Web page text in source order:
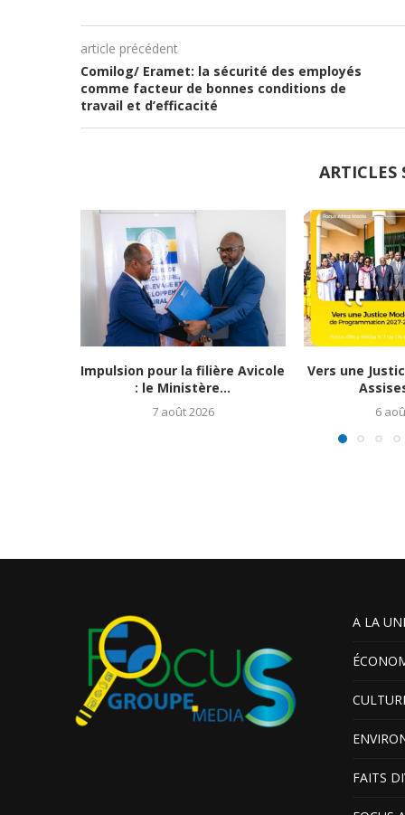
article précédent
Comilog/ Eramet: la sécurité des employés
comme facteur de bonnes conditions de
travail et d’efficacité
ARTICLES
Impulsion pour la filière Avicole
: le Ministère...
7 août 2026
Vers une
6
A LA
FAITS